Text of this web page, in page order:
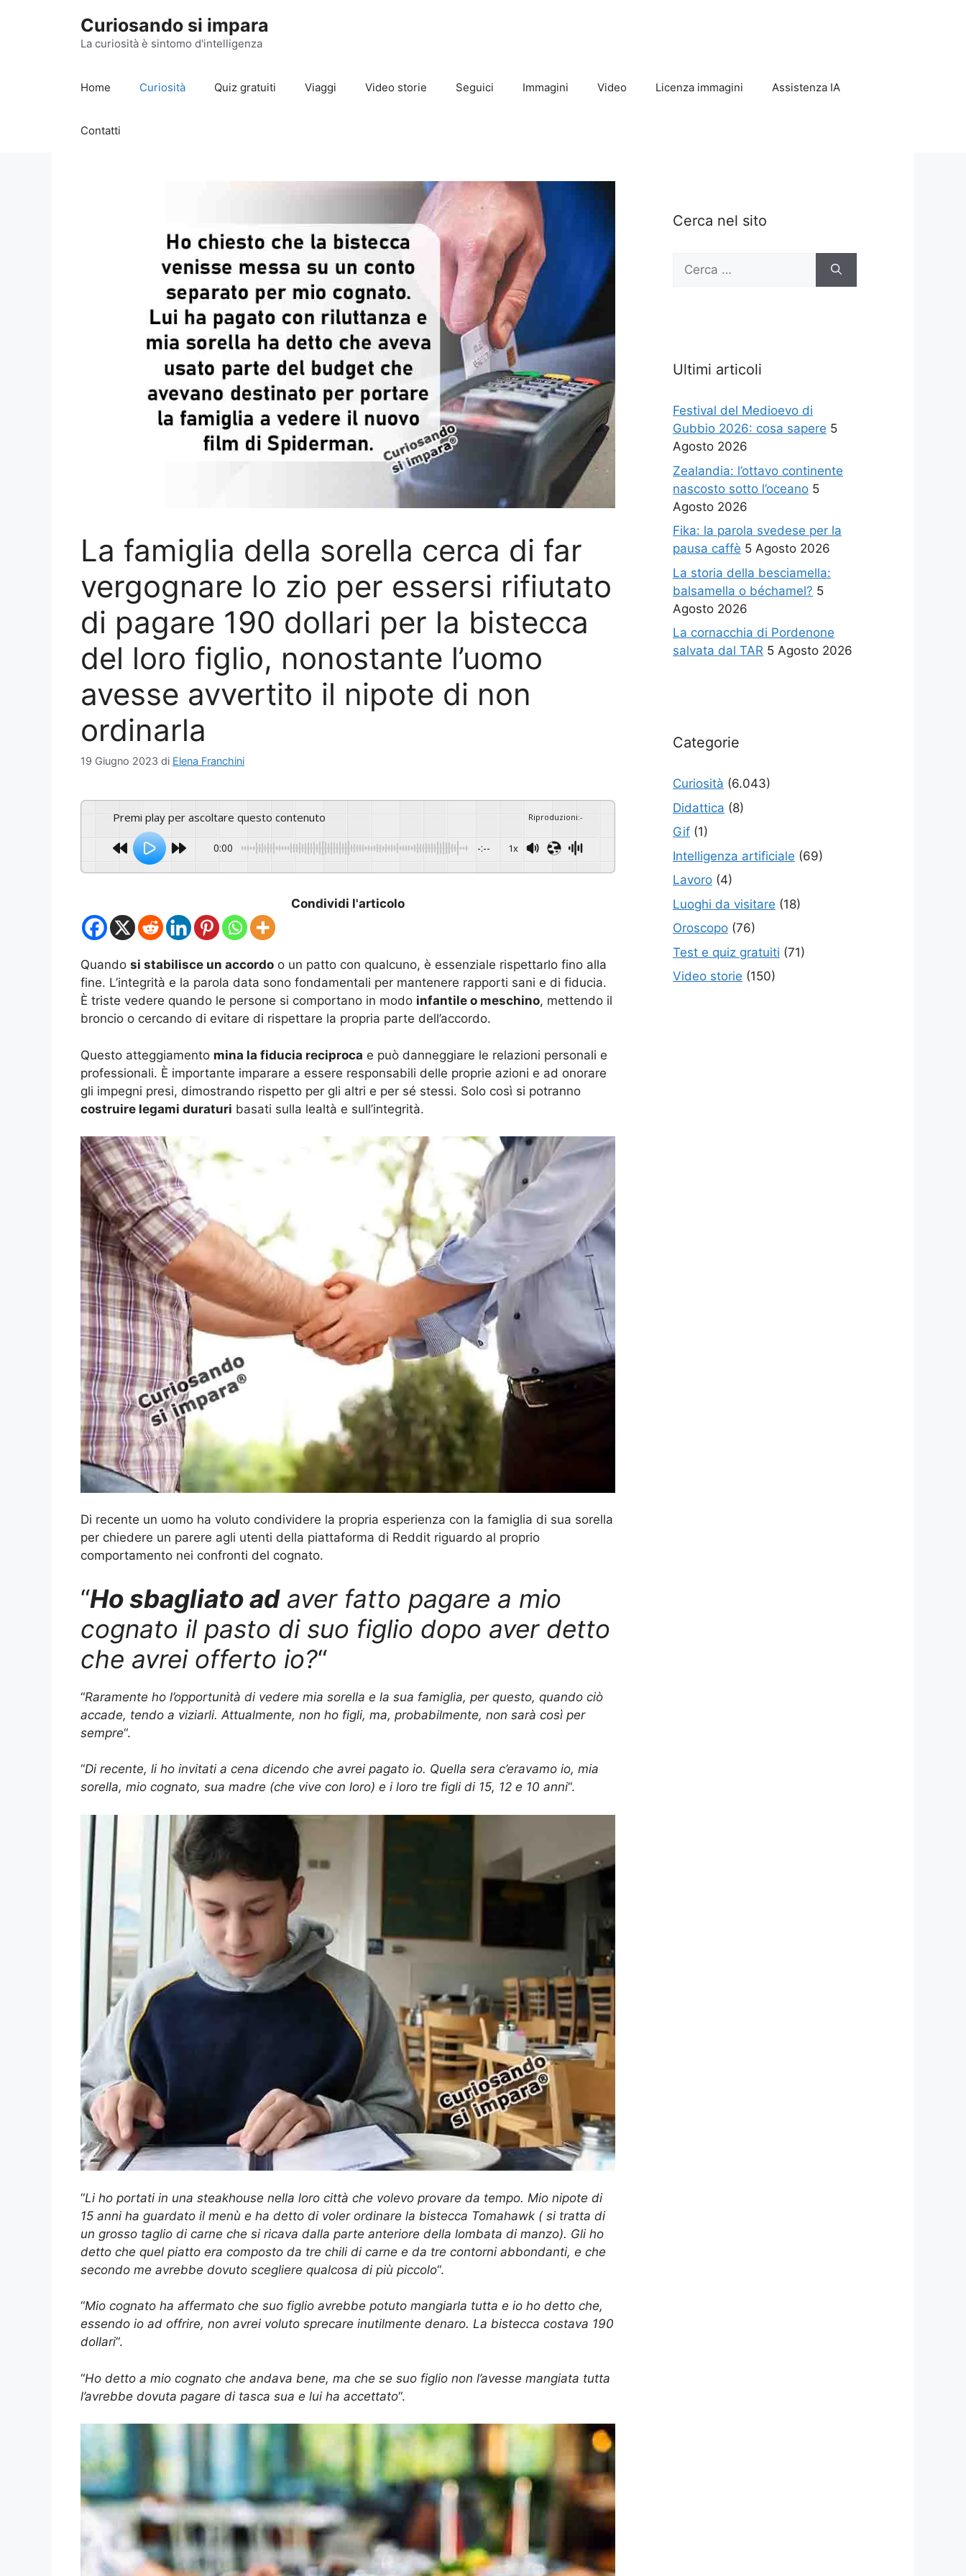
Curiosando si impara
La curiosità è sintomo d'intelligenza
Home Curiosità Quiz gratuiti Viaggi Video storie Seguici Immagini Video Licenza immagini Assistenza IA
Contatti
La famiglia della sorella cerca di far
vergognare lo zio per essersi rifiutato
di pagare 190 dollari per la bistecca
del loro figlio, nonostante l’uomo
avesse avvertito il nipote di non
ordinarla
19 Giugno 2023 di Elena Franchini
Premi play per ascoltare questo contenuto Riproduzioni:-
0:00 -:-- 1x
Condividi l'articolo
Quando si stabilisce un accordo o un patto con qualcuno, è essenziale rispettarlo fino alla
fine. L’integrità e la parola data sono fondamentali per mantenere rapporti sani e di fiducia.
È triste vedere quando le persone si comportano in modo infantile o meschino, mettendo il
broncio o cercando di evitare di rispettare la propria parte dell’accordo.
Questo atteggiamento mina la fiducia reciproca e può danneggiare le relazioni personali e
professionali. È importante imparare a essere responsabili delle proprie azioni e ad onorare
gli impegni presi, dimostrando rispetto per gli altri e per sé stessi. Solo così si potranno
costruire legami duraturi basati sulla lealtà e sull’integrità.
Di recente un uomo ha voluto condividere la propria esperienza con la famiglia di sua sorella
per chiedere un parere agli utenti della piattaforma di Reddit riguardo al proprio
comportamento nei confronti del cognato.
“Ho sbagliato adaver fatto pagare a mio
cognato il pasto di suo figlio dopo aver detto
che avrei offerto io?“
“Raramente ho l’opportunità di vedere mia sorella e la sua famiglia, per questo, quando ciò
accade, tendo a viziarli. Attualmente, non ho figli, ma, probabilmente, non sarà così per
sempre“.
“Di recente, li ho invitati a cena dicendo che avrei pagato io. Quella sera c’eravamo io, mia
sorella, mio cognato, sua madre (che vive con loro) e i loro tre figli di 15, 12 e 10 anni“.
“Li ho portati in una steakhouse nella loro città che volevo provare da tempo. Mio nipote di
15 anni ha guardato il menù e ha detto di voler ordinare la bistecca Tomahawk ( si tratta di
un grosso taglio di carne che si ricava dalla parte anteriore della lombata di manzo). Gli ho
detto che quel piatto era composto da tre chili di carne e da tre contorni abbondanti, e che
secondo me avrebbe dovuto scegliere qualcosa di più piccolo“.
“Mio cognato ha affermato che suo figlio avrebbe potuto mangiarla tutta e io ho detto che,
essendo io ad offrire, non avrei voluto sprecare inutilmente denaro. La bistecca costava 190
dollari“.
“Ho detto a mio cognato che andava bene, ma che se suo figlio non l’avesse mangiata tutta
l’avrebbe dovuta pagare di tasca sua e lui ha accettato“.
Cerca nel sito
Ricerca
Ultimi articoli
Festival del Medioevo di
Gubbio 2026: cosa sapere 5
Agosto 2026
Zealandia: l’ottavo continente
nascosto sotto l’oceano 5
Agosto 2026
Fika: la parola svedese per la
pausa caffè 5 Agosto 2026
La storia della besciamella:
balsamella o béchamel? 5
Agosto 2026
La cornacchia di Pordenone
salvata dal TAR 5 Agosto 2026
Categorie
Curiosità (6.043)
Didattica (8)
Gif (1)
Intelligenza artificiale (69)
Lavoro (4)
Luoghi da visitare (18)
Oroscopo (76)
Test e quiz gratuiti (71)
Video storie (150)